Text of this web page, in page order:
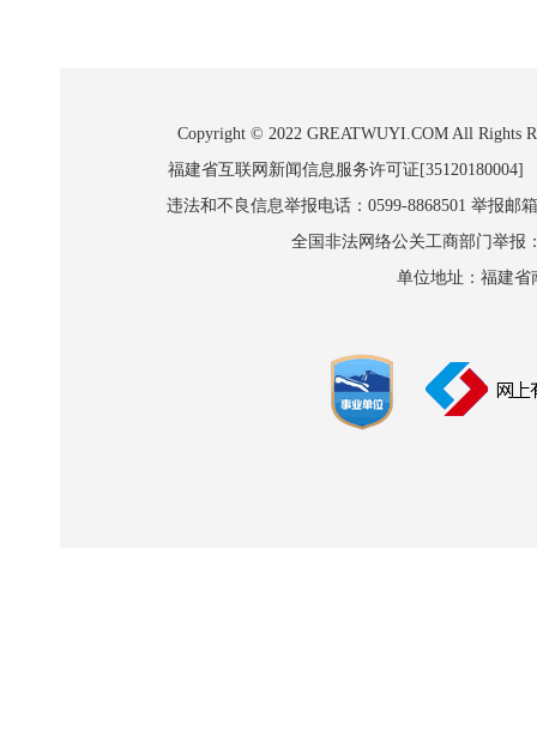
Copyright © 2022 GREATWUYI.COM All Rights
福建省互联网新闻信息服务许可证
违法和不良信息举报电话：0599-8868501 举报邮
全国非法网络公关工商部门举报
单位地址：福建省